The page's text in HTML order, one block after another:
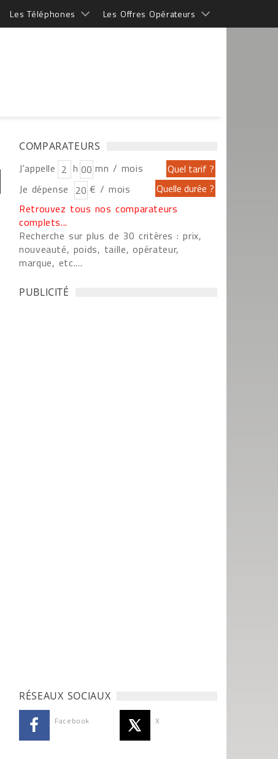
Les Téléphones Les Offres Opérateurs
COMPARATEURS
J'appelle h
mn / mois
Je dépense
€ / mois
Retrouvez tous nos comparateurs
complets...
Recherche sur plus de 30 critères : prix,
nouveauté, poids, taille, opérateur,
marque, etc....
PUBLICITÉ
RÉSEAUX SOCIAUX
Facebook X